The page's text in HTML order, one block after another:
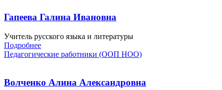
Гапеева Галина Ивановна
Учи­тель русс­ко­го язы­ка и ли­тера­туры
Подробнее
Педагогические работники (ООП НОО)
Волченко Алина Александровна